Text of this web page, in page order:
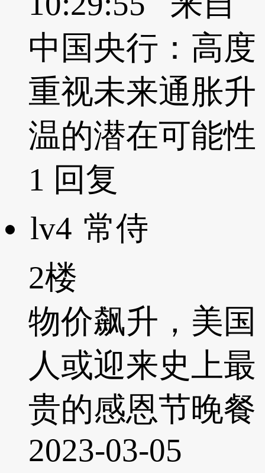
中国央行：高度
重视未来通胀升
温的潜在可能性
1 回复
lv4 常侍
2楼
物价飙升，美国
人或迎来史上最
贵的感恩节晚餐
2023-03-05